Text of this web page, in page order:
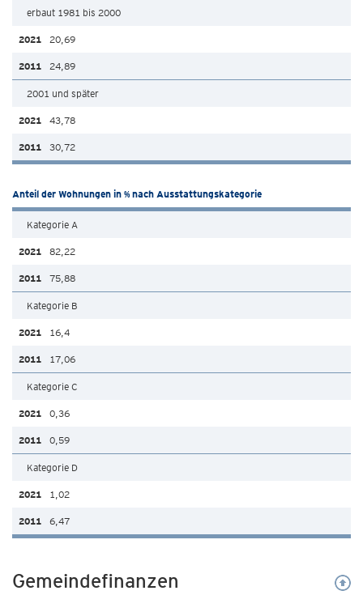
erbaut 1981 bis 2000
20,69
24,89
2001 und später
43,78
30,72
Anteil der Wohnungen in % nach Ausstattungskategorie
Kategorie A
82,22
75,88
Kategorie B
16,4
17,06
Kategorie C
0,36
0,59
Kategorie D
1,02
6,47
Gemeindefinanzen